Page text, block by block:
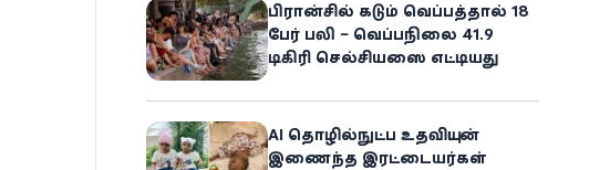
பிரான்சில் கடும் வெப்பத்தால் 18
பேர் பலி – வெப்பநிலை 41.9
டிகிரி செல்சியஸை எட்டியது
AI தொழில்நுட்ப உதவியுடன்
இணைந்த இரட்டையர்கள்